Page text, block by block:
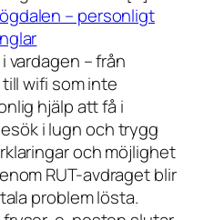
– personligt
vardagen – från
wifi som inte
hjälp att få i
i lugn och trygg
och möjlighet
RUT-avdraget blir
problem lösta.